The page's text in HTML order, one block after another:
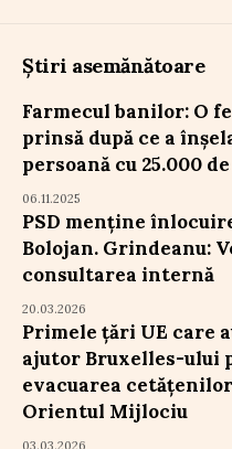
Știri asemănătoare
Farmecul banilor: O
prinsă după ce a
persoană cu 25.000
06.11.2025
PSD menține
Bolojan. Grindeanu:
consultarea internă
20.03.2026
Primele țări UE care
ajutor Bruxelles-ului
evacuarea
Orientul Mijlociu
03.03.2026